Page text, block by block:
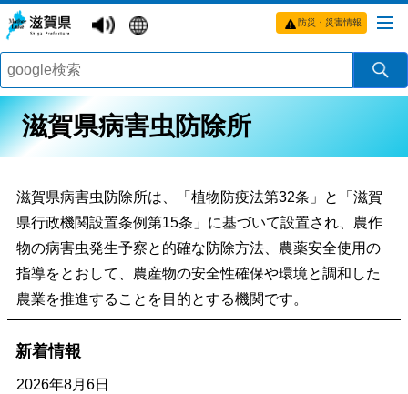
防災・災害情報
滋賀県病害虫防除所
滋賀県病害虫防除所は、「植物防疫法第32条」と「滋賀
県行政機関設置条例第15条」に基づいて設置され、農作
物の病害虫発生予察と的確な防除方法、農薬安全使用の
指導をとおして、農産物の安全性確保や環境と調和した
農業を推進することを目的とする機関です。
新着情報
2026年8月6日